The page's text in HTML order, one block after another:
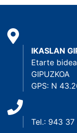
IKASLAN
Etarte
GIPUZKOA
GPS: N
Tel.: 943